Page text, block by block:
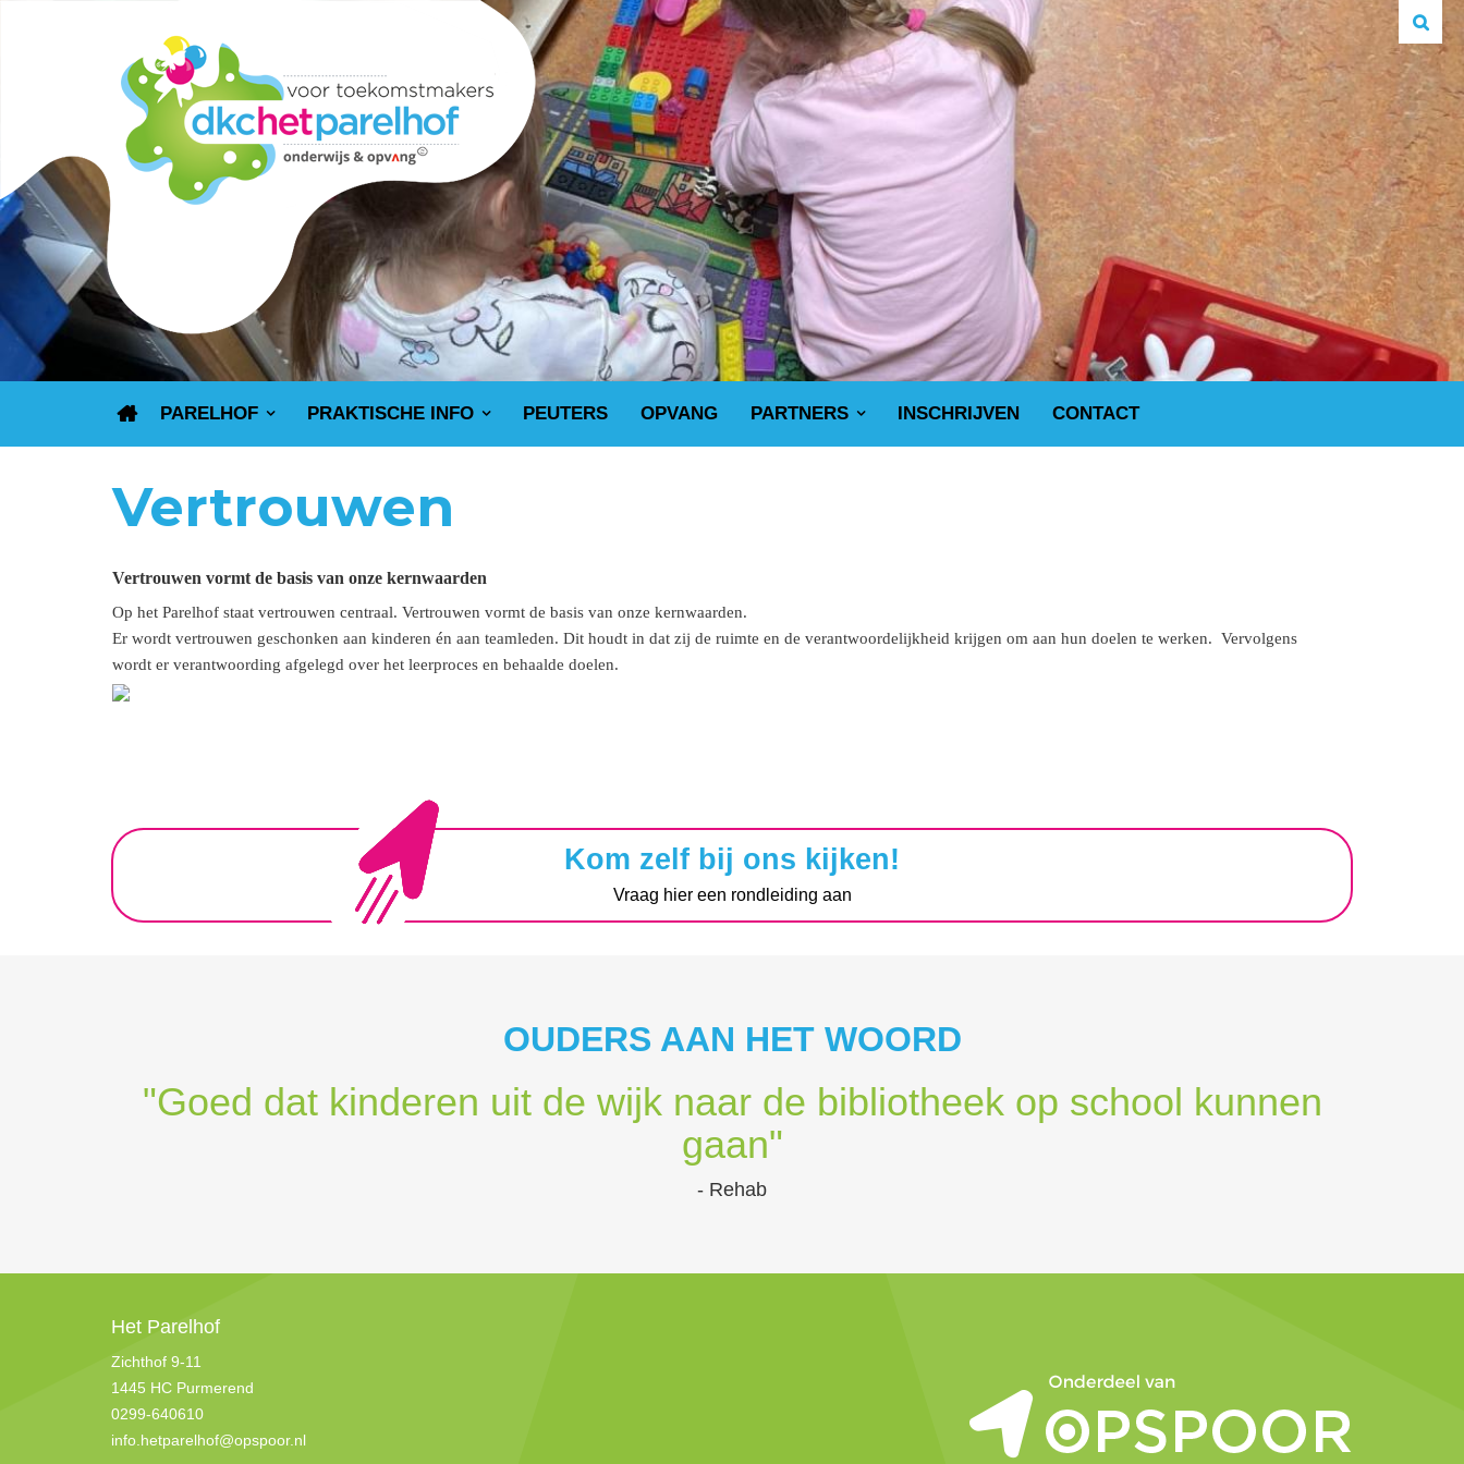
PARELHOF PRAKTISCHE INFO PEUTERS OPVANG PARTNERS INSCHRIJVEN CONTACT
Vertrouwen
Vertrouwen vormt de basis van onze kernwaarden
Op het Parelhof staat vertrouwen centraal. Vertrouwen vormt de basis van onze kernwaarden.
Er wordt vertrouwen geschonken aan kinderen én aan teamleden. Dit houdt in dat zij de ruimte en de verantwoordelijkheid krijgen om aan hun doelen te werken. Vervolgens
wordt er verantwoording afgelegd over het leerproces en behaalde doelen.
Kom zelf bij ons kijken!
Vraag hier een rondleiding aan
OUDERS AAN HET WOORD
"Goed dat kinderen uit de wijk naar de bibliotheek op school kunnen
gaan"
- Rehab
Het Parelhof
Zichthof 9-11
1445 HC Purmerend
0299-640610
info.hetparelhof@opspoor.nl